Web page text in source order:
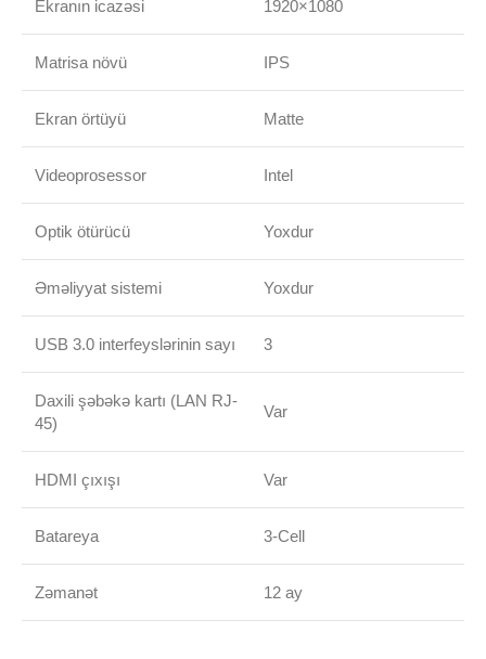
Ekranın icazəsi 1920×1080
Matrisa növü IPS
Ekran örtüyü Matte
Videoprosessor Intel
Optik ötürücü Yoxdur
Əməliyyat sistemi Yoxdur
USB 3.0 interfeyslərinin sayı 3
Daxili şəbəkə kartı (LAN RJ-
45)
Var
HDMI çıxışı Var
Batareya 3-Cell
Zəmanət 12 ay